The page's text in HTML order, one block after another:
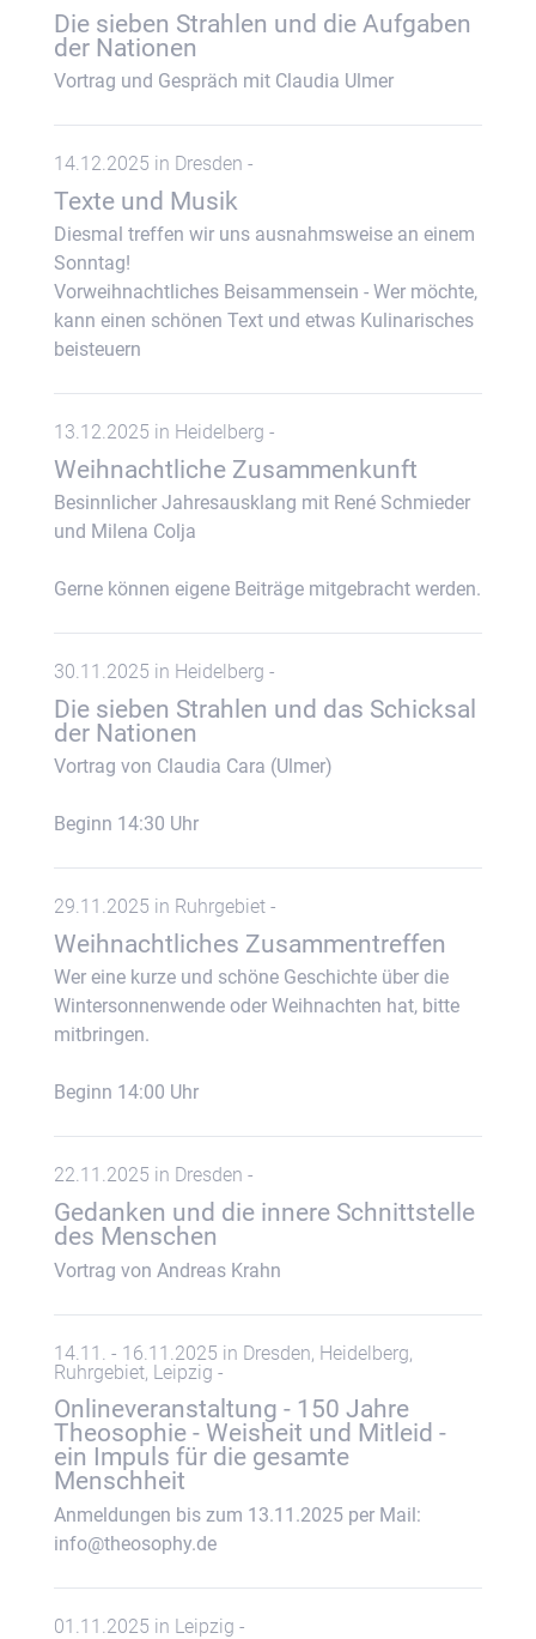
Die sieben Strahlen und die Aufgaben
der Nationen
Vortrag und Gespräch mit Claudia Ulmer
14.12.2025 in Dresden -
Texte und Musik
Diesmal treffen wir uns ausnahmsweise an einem
Sonntag!
Vorweihnachtliches Beisammensein - Wer möchte,
kann einen schönen Text und etwas Kulinarisches
beisteuern
13.12.2025 in Heidelberg -
Weihnachtliche Zusammenkunft
Besinnlicher Jahresausklang mit René Schmieder
und Milena Colja
Gerne können eigene Beiträge mitgebracht werden.
30.11.2025 in Heidelberg -
Die sieben Strahlen und das Schicksal
der Nationen
Vortrag von Claudia Cara (Ulmer)
Beginn 14:30 Uhr
29.11.2025 in Ruhrgebiet -
Weihnachtliches Zusammentreffen
Wer eine kurze und schöne Geschichte über die
Wintersonnenwende oder Weihnachten hat, bitte
mitbringen.
Beginn 14:00 Uhr
22.11.2025 in Dresden -
Gedanken und die innere Schnittstelle
des Menschen
Vortrag von Andreas Krahn
14.11. - 16.11.2025 in Dresden, Heidelberg,
Ruhrgebiet, Leipzig -
Onlineveranstaltung - 150 Jahre
Theosophie - Weisheit und Mitleid -
ein Impuls für die gesamte
Menschheit
Anmeldungen bis zum 13.11.2025 per Mail:
info@theosophy.de
01.11.2025 in Leipzig -